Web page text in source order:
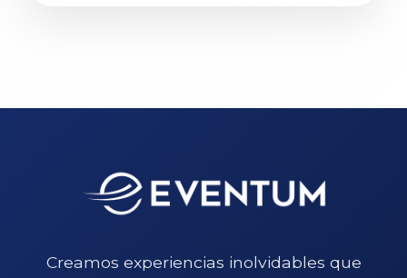
Creamos experiencias inolvidables que